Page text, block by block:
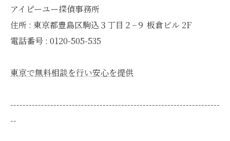
アイピーユー探偵事務所
住所 : 東京都豊島区駒込３丁目２−９ 板倉ビル 2F
電話番号 : 0120-505-535
東京で無料相談を行い安心を提供
--------------------------------------------------------------------
--